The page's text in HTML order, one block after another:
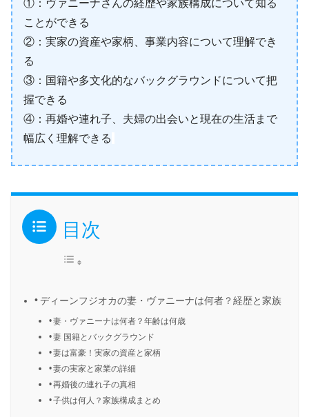
①：ヴァニーナさんの経歴や家族構成について知る
ことができる
②：実家の資産や家柄、事業内容について理解でき
る
③：国籍や多文化的なバックグラウンドについて把
握できる
④：再婚や連れ子、夫婦の出会いと現在の生活まで
幅広く理解できる
目次
ディーンフジオカの妻・ヴァニーナは何者？経歴と家族
妻・ヴァニーナは何者？年齢は何歳
妻 国籍とバックグラウンド
妻は富豪！実家の資産と家柄
妻の実家と家業の詳細
再婚後の連れ子の真相
子供は何人？家族構成まとめ